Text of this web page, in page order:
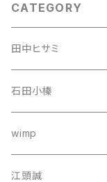
CATEGORY
田中ヒサミ
石田小榛
wimp
江頭誠